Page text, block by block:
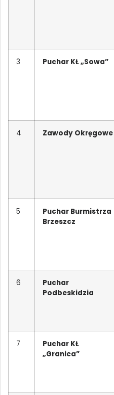
3 Puchar KŁ „Sowa”
4 Zawody Okręgowe
5
Puchar Burmistrza
Brzeszcz
6
Puchar
Podbeskidzia
7
Puchar KŁ
„Granica”